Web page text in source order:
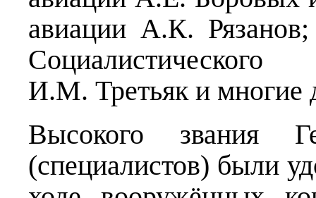
авиации А.К.
И.М. Третьяк и многие
Высокого звания
(специалистов) были